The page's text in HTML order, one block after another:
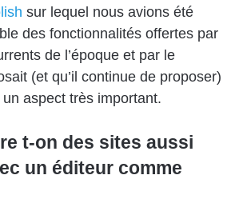
sur lequel nous avions été
des fonctionnalités offertes par
de l’époque et par le
(et qu’il continue de proposer)
aspect très important.
t-on des sites aussi
un éditeur comme